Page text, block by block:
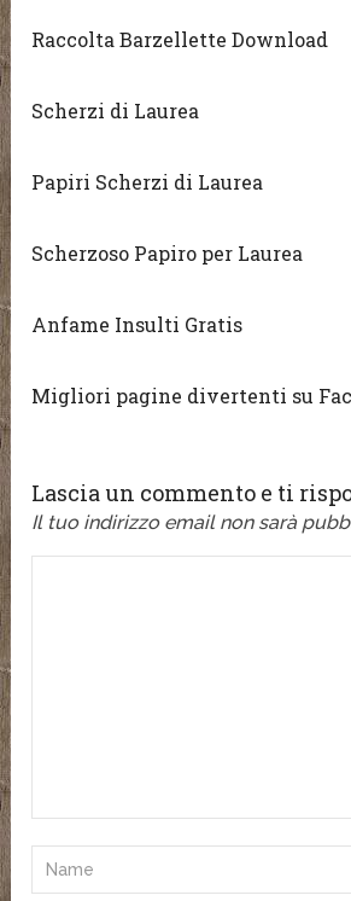
Raccolta Barzellette Download
Scherzi di Laurea
Papiri Scherzi di Laurea
Scherzoso Papiro per Laurea
Anfame Insulti Gratis
Migliori pagine divertenti su
Lascia un commento e ti
Il tuo indirizzo email non sarà